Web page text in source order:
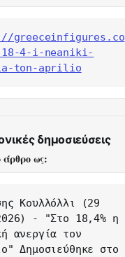
greeceinfigures.co
18-4-i-neaniki-
ton-aprilio
δημοσιεύσεις
ως:
Κουλλόλλι (29
- "Στο 18,4% η
ανεργία τον
Δημοσιεύθηκε στο